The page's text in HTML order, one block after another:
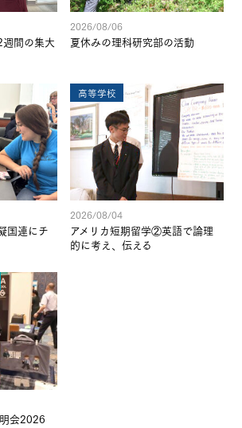
間の集大
2026/08/06
夏休みの理科研究部の活動
国連にチ
高等学校
2026/08/04
アメリカ短期留学②英語で論理
的に考え、伝える
会2026